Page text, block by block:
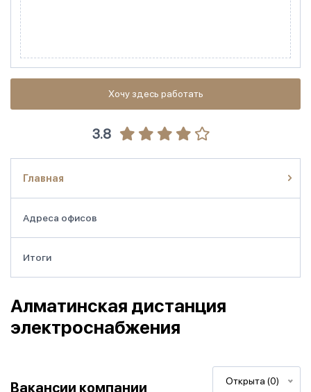
Хочу здесь работать
3.8
Главная
Адреса офисов
Итоги
Алматинская дистанция
электроснабжения
Вакансии компании Открыта (0)